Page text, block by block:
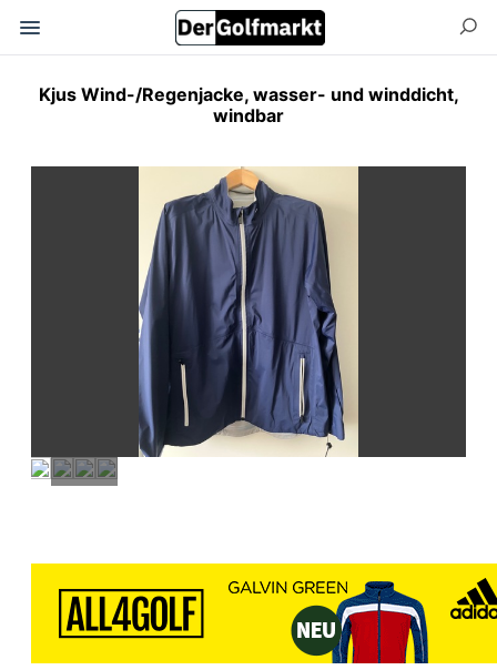
Kjus Wind-/Regenjacke, wasser- und winddicht,
windbar